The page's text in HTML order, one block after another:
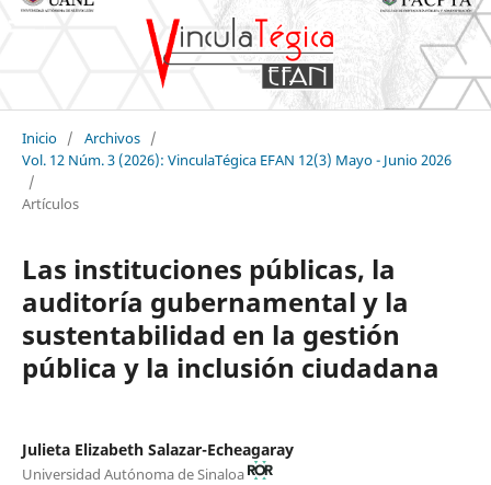
Inicio / Archivos /
Vol. 12 Núm. 3 (2026): VinculaTégica EFAN 12(3) Mayo - Junio 2026
/
Artículos
Las instituciones públicas, la
auditoría gubernamental y la
sustentabilidad en la gestión
pública y la inclusión ciudadana
Julieta Elizabeth Salazar-Echeagaray
Universidad Autónoma de Sinaloa